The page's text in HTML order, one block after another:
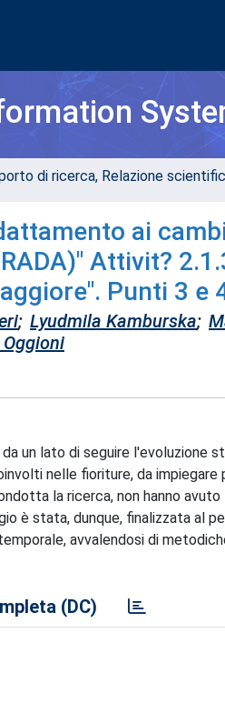
di ricerca, Relazione
ai
Attivit?
Punti 3 e
; Lyudmila Kamburska;
un lato di seguire l'evoluzione
nelle fioriture, da
la ricerca, non hanno
è stata, dunque, finalizzata al
avvalendosi di
(DC)